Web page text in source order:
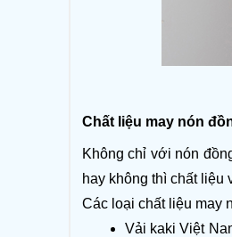
Chất liệu may nón
Không chỉ với nón
hay không thì chất liệu
Các loại chất liệu may
Vải kaki Việt